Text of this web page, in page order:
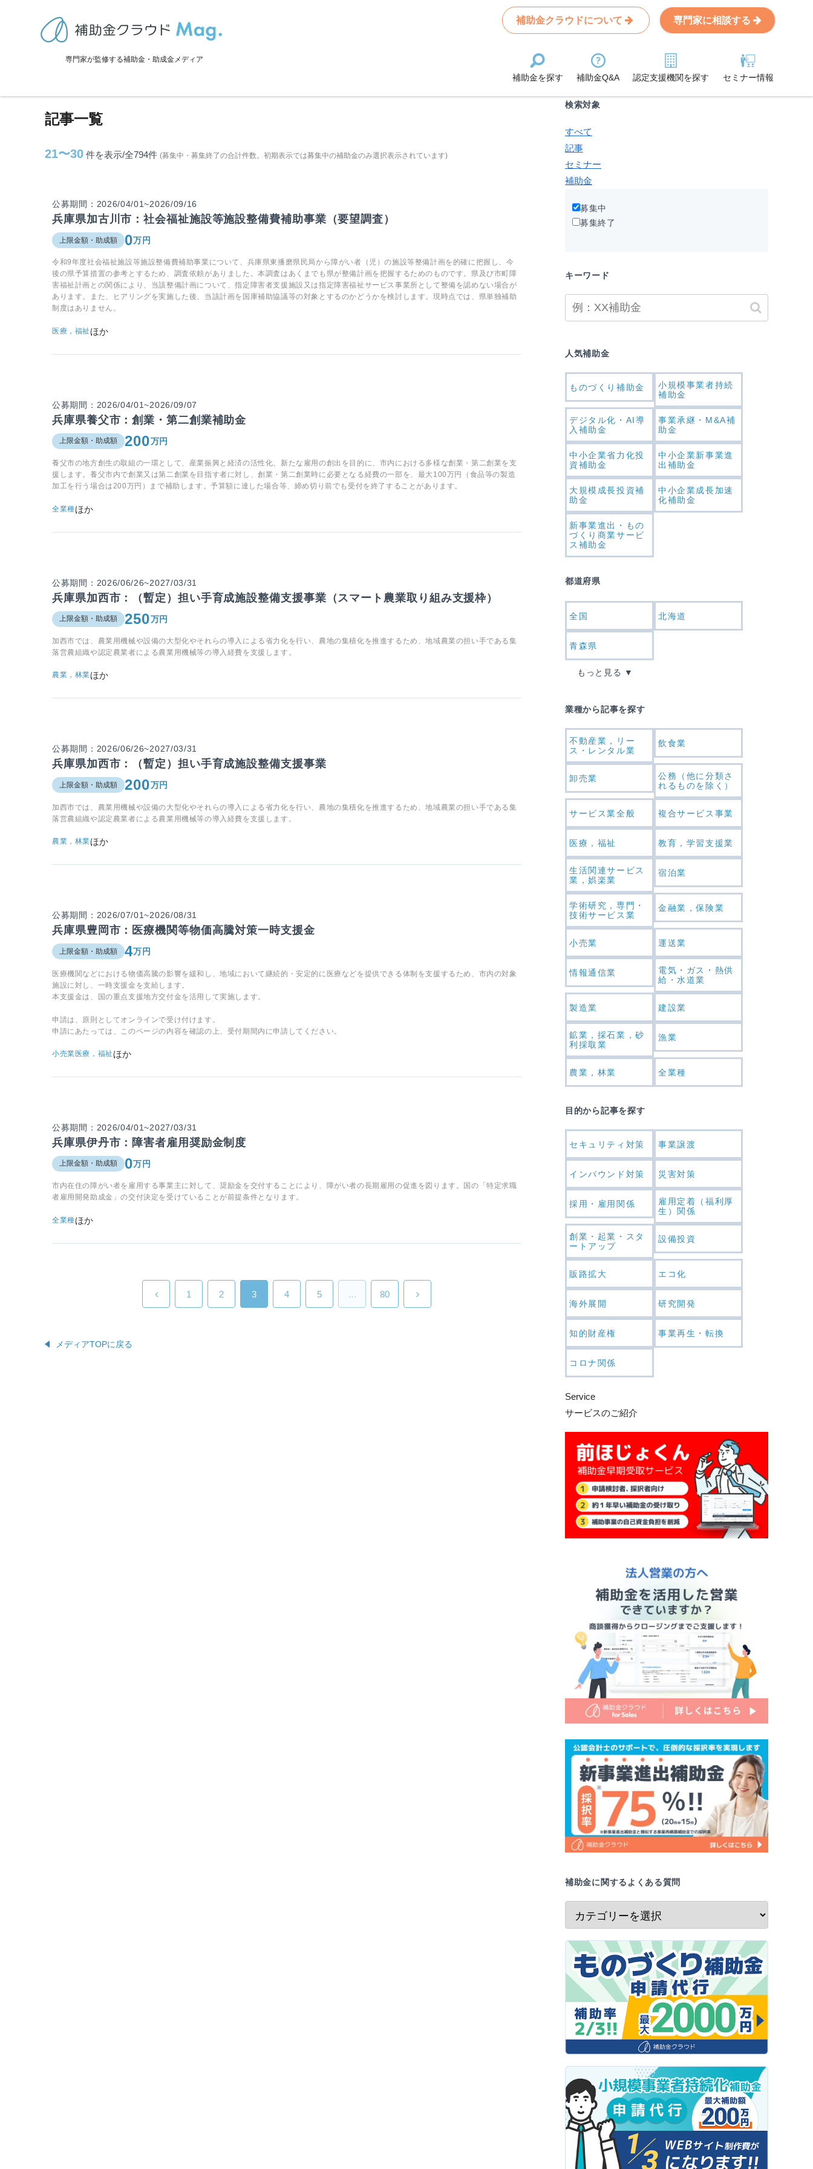
専門家が監修する補助金・助成金メディア
補助金クラウドについて 専門家に相談する
補助金を探す 補助金Q&A 認定支援機関を探す セミナー情報
>補助金・助成金詳細
兵庫県に関連する記事
記事一覧
21〜30 件を表示/全794件 (募集中・募集終了の合計件数。初期表示では募集中の補助金のみ選択表示されています)
公募期間：2026/04/01~2026/09/16
兵庫県加古川市：社会福祉施設等施設整備費補助事業（要望調査）
上限金額・助成額 0万円
令和9年度社会福祉施設等施設整備費補助事業について、兵庫県東播磨県民局から障がい者（児）の施設等整備計画を的確に把握し、今
後の県予算措置の参考とするため、調査依頼がありました。本調査はあくまでも県が整備計画を把握するためのものです。県及び市町障
害福祉計画との関係により、当該整備計画について、指定障害者支援施設又は指定障害福祉サービス事業所として整備を認めない場合が
あります。また、ヒアリングを実施した後、当該計画を国庫補助協議等の対象とするのかどうかを検討します。現時点では、県単独補助
制度はありません。
医療，福祉ほか
公募期間：2026/04/01~2026/09/07
兵庫県養父市：創業・第二創業補助金
上限金額・助成額 200万円
養父市の地方創生の取組の一環として、産業振興と経済の活性化、新たな雇用の創出を目的に、市内における多様な創業・第二創業を支
援します。養父市内で創業又は第二創業を目指す者に対し、創業・第二創業時に必要となる経費の一部を、最大100万円（食品等の製造
加工を行う場合は200万円）まで補助します。予算額に達した場合等、締め切り前でも受付を終了することがあります。
全業種ほか
公募期間：2026/06/26~2027/03/31
兵庫県加西市：（暫定）担い手育成施設整備支援事業（スマート農業取り組み支援枠）
上限金額・助成額 250万円
加西市では、農業用機械や設備の大型化やそれらの導入による省力化を行い、農地の集積化を推進するため、地域農業の担い手である集
落営農組織や認定農業者による農業用機械等の導入経費を支援します。
農業，林業ほか
公募期間：2026/06/26~2027/03/31
兵庫県加西市：（暫定）担い手育成施設整備支援事業
上限金額・助成額 200万円
加西市では、農業用機械や設備の大型化やそれらの導入による省力化を行い、農地の集積化を推進するため、地域農業の担い手である集
落営農組織や認定農業者による農業用機械等の導入経費を支援します。
農業，林業ほか
公募期間：2026/07/01~2026/08/31
兵庫県豊岡市：医療機関等物価高騰対策一時支援金
上限金額・助成額 4万円
医療機関などにおける物価高騰の影響を緩和し、地域において継続的・安定的に医療などを提供できる体制を支援するため、市内の対象
施設に対し、一時支援金を支給します。
本支援金は、国の重点支援地方交付金を活用して実施します。
申請は、原則としてオンラインで受け付けます。
申請にあたっては、このページの内容を確認の上、受付期間内に申請してください。
小売業 医療，福祉ほか
公募期間：2026/04/01~2027/03/31
兵庫県伊丹市：障害者雇用奨励金制度
上限金額・助成額 0万円
市内在住の障がい者を雇用する事業主に対して、奨励金を交付することにより、障がい者の長期雇用の促進を図ります。国の「特定求職
者雇用開発助成金」の交付決定を受けていることが前提条件となります。
全業種ほか
1 2 3 4 5 … 80
メディアTOPに戻る
Search
条件から記事を探す
検索対象
すべて
記事
セミナー
補助金
募集中
募集終了
キーワード
人気補助金
ものづくり補助金
小規模事業者持続
補助金
デジタル化・AI導
入補助金
事業承継・M&A補
助金
中小企業省力化投
資補助金
中小企業新事業進
出補助金
大規模成長投資補
助金
中小企業成長加速
化補助金
新事業進出・もの
づくり商業サービ
ス補助金
都道府県
全国 北海道
青森県
もっと見る
業種から記事を探す
不動産業，リー
ス・レンタル業
飲食業
卸売業
公務（他に分類さ
れるものを除く）
サービス業全般 複合サービス事業
医療，福祉 教育，学習支援業
生活関連サービス
業，娯楽業
宿泊業
学術研究，専門・
技術サービス業
金融業，保険業
小売業 運送業
情報通信業
電気・ガス・熱供
給・水道業
製造業 建設業
鉱業，採石業，砂
利採取業
漁業
農業，林業 全業種
目的から記事を探す
セキュリティ対策 事業譲渡
インバウンド対策 災害対策
採用・雇用関係
雇用定着（福利厚
生）関係
創業・起業・スタ
ートアップ
設備投資
販路拡大 エコ化
海外展開 研究開発
知的財産権 事業再生・転換
コロナ関係
Service
サービスのご紹介
補助金に関するよくある質問